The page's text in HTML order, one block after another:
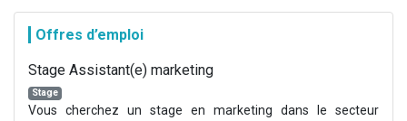
Offres d’emploi
Stage Assistant(e) marketing
Stage
Vous cherchez un stage en marketing dans le secteur